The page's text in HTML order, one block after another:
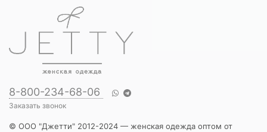
8-800-234-68-06
Заказать звонок
© ООО "Джетти" 2012-2024 — женская одежда оптом от